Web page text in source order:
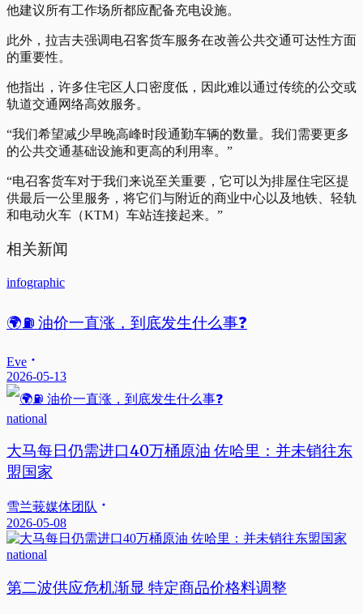
他建议所有工作场所都应配备充电设施。
此外，拉吉夫强调电召客货车服务在改善公共交通可达性方面
的重要性。
他指出，许多住宅区人口密度低，因此难以通过传统的公交或
轨道交通网络高效服务。
“我们希望减少早晚高峰时段通勤车辆的数量。我们需要更多
的公共交通基础设施和更高的利用率。”
“电召客货车对于我们来说至关重要，它可以为排屋住宅区提
供最后一公里服务，将它们与附近的商业中心以及地铁、轻轨
和电动火车（KTM）车站连接起来。”
相关新闻
infographic
🌍⛽ 油价一直涨，到底发生什么事❓
Eve
2026-05-13
national
大马每日仍需进口40万桶原油 佐哈里：并未销往东
盟国家
雪兰莪媒体团队
2026-05-08
national
第二波供应危机渐显 特定商品价格料调整